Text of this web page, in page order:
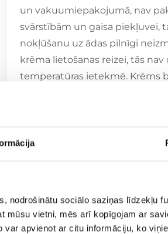
nodrošinātu sociālo saziņas līdzekļu
mūsu vietni, mēs arī kopīgojam ar
apvienot ar citu informāciju, ko
un vakuumiepakojumā, nav
svārstībām un gaisa piekļuvei,
nokļūšanu uz ādas pilnīgi
krēma lietošanas reizei, tās
temperatūras ietekmē. Krēms
ādas tipiem un visu vecumu
Revitalizē un aktivizē ādas
Vakuumiepakojums
visu lietošanas laiku, bez